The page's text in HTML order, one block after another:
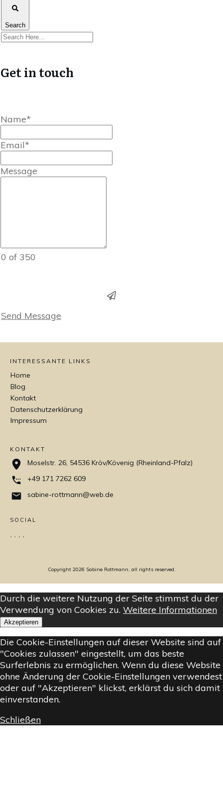
Search
Get in touch
Name*
Email*
Message
0 of 350
Send Message
INTERESSANTE LINKS
Home
Blog
Kontakt
Datenschutzerklärung
Impressum
KONTAKT
Moselstr. 26, 54536 Kröv/Kövenig (Rheinland-Pfalz)
+49 171 7262 609
sabine-rottmann@web.de
SOCIAL
Copyright 2026 Sabine Rottmann, all rights reserved.
Durch die weitere Nutzung der Seite stimmst du der
Verwendung von Cookies zu. Weitere Informationen
Akzeptieren
Die Cookie-Einstellungen auf dieser Website sind auf
"Cookies zulassen" eingestellt, um das beste
Surferlebnis zu ermöglichen. Wenn du diese Website
ohne Änderung der Cookie-Einstellungen verwendest
oder auf "Akzeptieren" klickst, erklärst du sich damit
einverstanden.
Schließen